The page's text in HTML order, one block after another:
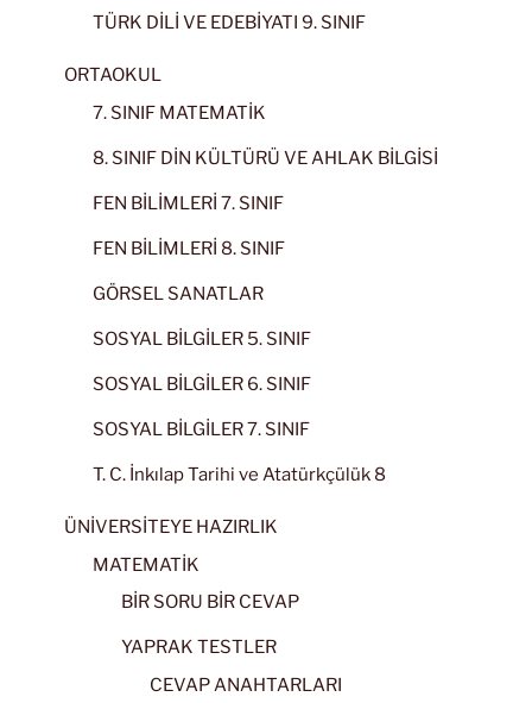
TÜRK DİLİ VE EDEBİYATI 9. SINIF
ORTAOKUL
7. SINIF MATEMATİK
8. SINIF DİN KÜLTÜRÜ VE AHLAK BİLGİSİ
FEN BİLİMLERİ 7. SINIF
FEN BİLİMLERİ 8. SINIF
GÖRSEL SANATLAR
SOSYAL BİLGİLER 5. SINIF
SOSYAL BİLGİLER 6. SINIF
SOSYAL BİLGİLER 7. SINIF
T. C. İnkılap Tarihi ve Atatürkçülük 8
ÜNİVERSİTEYE HAZIRLIK
MATEMATİK
BİR SORU BİR CEVAP
YAPRAK TESTLER
CEVAP ANAHTARLARI